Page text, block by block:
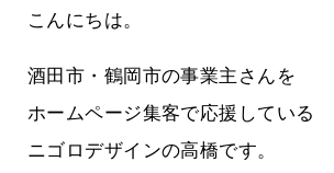
こんにちは。
酒田市・鶴岡市の事業主さんを
ホームページ集客で応援している
ニゴロデザインの高橋です。
負けない
立ちたい
メンタルに来る～！
益が残らない仕事にな
た…